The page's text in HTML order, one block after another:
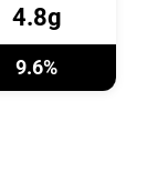
4.8g
9.6%